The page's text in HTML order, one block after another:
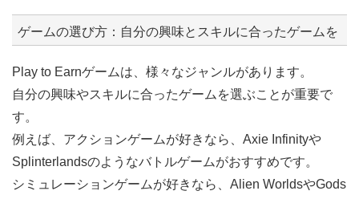
ゲームの選び方：自分の興味とスキルに合ったゲームを
Play to Earnゲームは、様々なジャンルがあります。
自分の興味やスキルに合ったゲームを選ぶことが重要で
す。
例えば、アクションゲームが好きなら、Axie Infinityや
Splinterlandsのようなバトルゲームがおすすめです。
シミュレーションゲームが好きなら、Alien WorldsやGods